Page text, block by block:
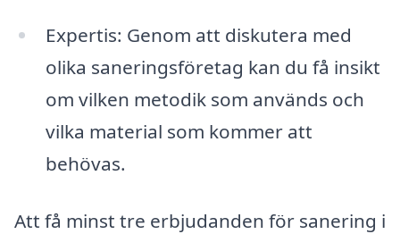
Expertis: Genom att diskutera med
olika saneringsföretag kan du få insikt
om vilken metodik som används och
vilka material som kommer att
behövas.
Att få minst tre erbjudanden för sanering i